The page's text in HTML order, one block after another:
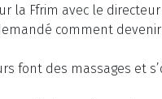
la Ffrim avec le
comment
font des massages et